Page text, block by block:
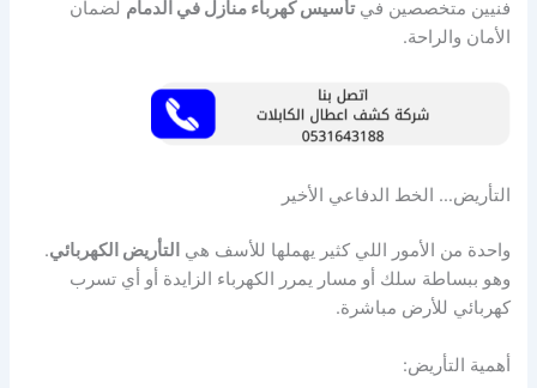
فنيين متخصصين فيتأسيس كهرباء منازل في الدمام لضمان
الأمان والراحة.
التأريض… الخط الدفاعي الأخير
واحدة من الأمور اللي كثير يهملها للأسف هي التأريض الكهربائي.
وهو ببساطة سلك أو مسار يمرر الكهرباء الزايدة أو أي تسرب
كهربائي للأرض مباشرة.
أهمية التأريض: